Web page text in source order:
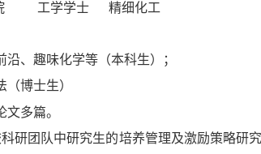
院 工学学士 精细化工
、趣味化学等（本科生）；
博士生）
多篇。
研团队中研究生的培养管理及激励策略研究